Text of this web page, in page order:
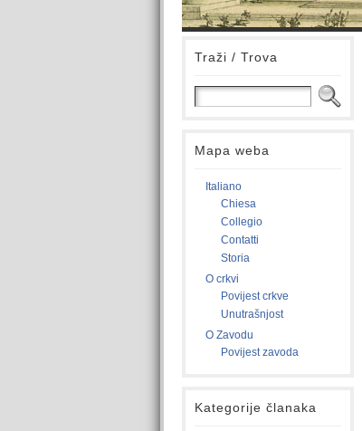
Traži / Trova
Mapa weba
Italiano
Chiesa
Collegio
Contatti
Storia
O crkvi
Povijest crkve
Unutrašnjost
O Zavodu
Povijest zavoda
Kategorije članaka